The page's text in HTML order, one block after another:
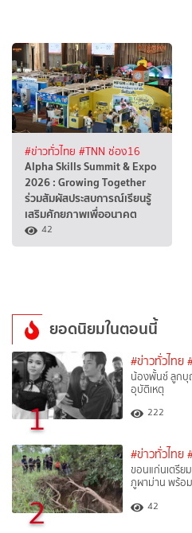
#ข่าวทั่วไทย #TNN ช่อง16
Alpha Skills Summit & Expo
2026 : Growing Together
ร่วมสัมผัสประสบการณ์เรียนรู้
เสริมศักยภาพเพื่ออนาคต
42
ยอดนิยมในตอนนี้
1
#ข่าวทั่วไทย
น้องพั้นช์ ลูกบุ
อุบัติเหตุ
222
2
#ข่าวทั่วไทย
ขอนแก่นเตรีย
ภูผาม่าน พร้อม
42